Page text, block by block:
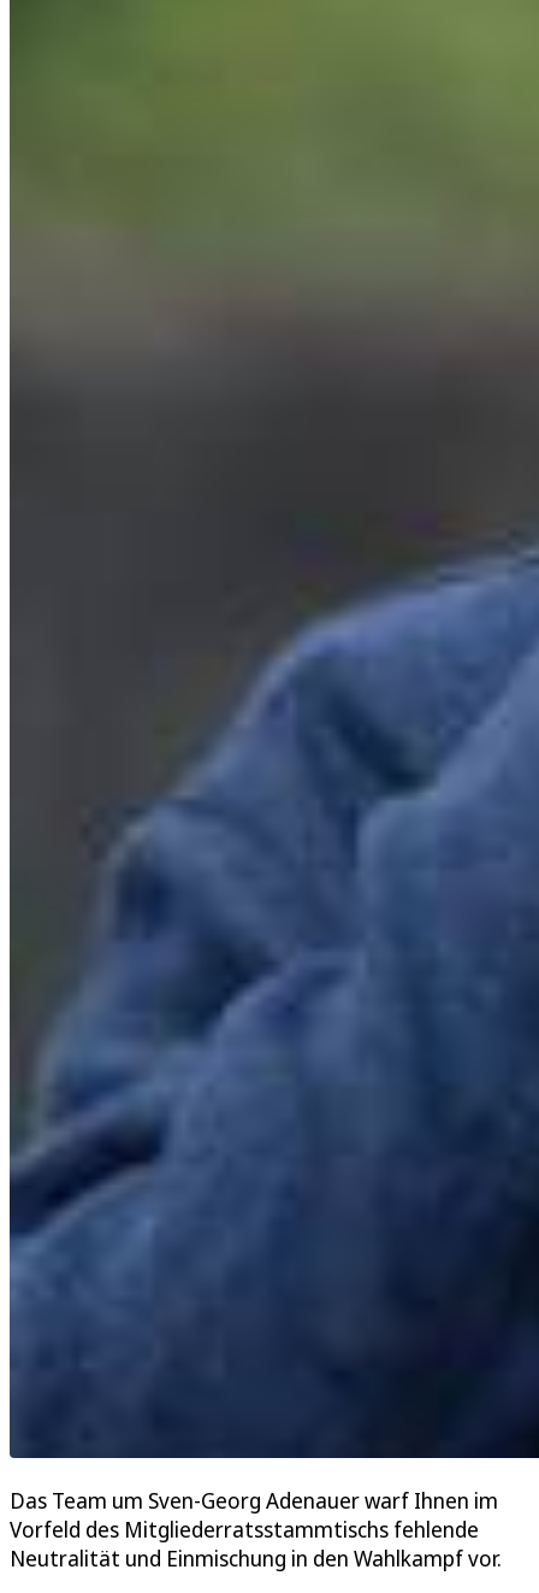
Das Team um Sven-Georg Adenauer warf Ihnen im
Vorfeld des Mitgliederratsstammtischs fehlende
Neutralität und Einmischung in den Wahlkampf vor.